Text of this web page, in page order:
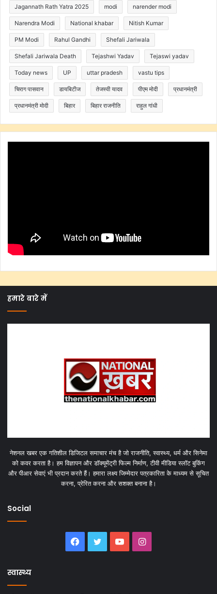
Jagannath Rath Yatra 2025 modi narender modi
Narendra Modi National khabar Nitish Kumar
PM Modi Rahul Gandhi Shefali Jariwala
Shefali Jariwala Death Tejashwi Yadav Tejaswi yadav
Today news UP uttar pradesh vastu tips
चिराग पासवान डायबिटीज तेजस्वी यादव पीएम मोदी प्रधानमंत्री
प्रधानमंत्री मोदी बिहार बिहार राजनीति राहुल गांधी
हमारे बारे में
नेशनल खबर एक गतिशील डिजिटल समाचार मंच है जो राजनीति, स्वास्थ्य, धर्म और सिनेमा
को कवर करता है। हम विज्ञापन और डॉक्यूमेंट्री फिल्म निर्माण, टीवी मीडिया स्लॉट बुकिंग
और पीआर सेवाएं भी प्रदान करते हैं। हमारा लक्ष्य जिम्मेदार पत्रकारिता के माध्यम से सूचित
करना, प्रेरित करना और सशक्त बनाना है।
Social
Facebook
TwitterYouTubeInstagram
स्वास्थ्य